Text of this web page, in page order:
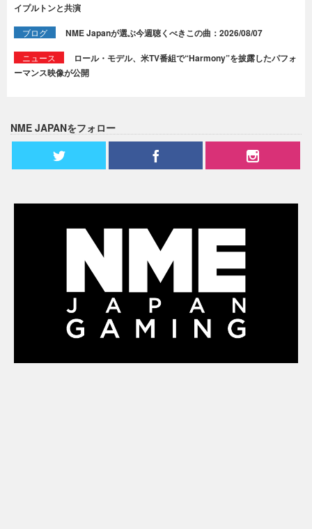
イプルトンと共演
ブログ NME Japanが選ぶ今週聴くべきこの曲：2026/08/07
ニュース
ロール・モデル、米TV番組で“Harmony”を披露したパフォ
ーマンス映像が公開
NME JAPANをフォロー